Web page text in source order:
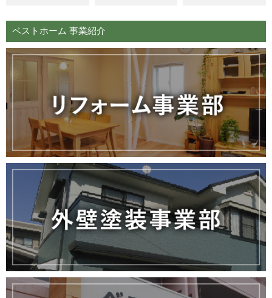
ベストホーム 事業紹介